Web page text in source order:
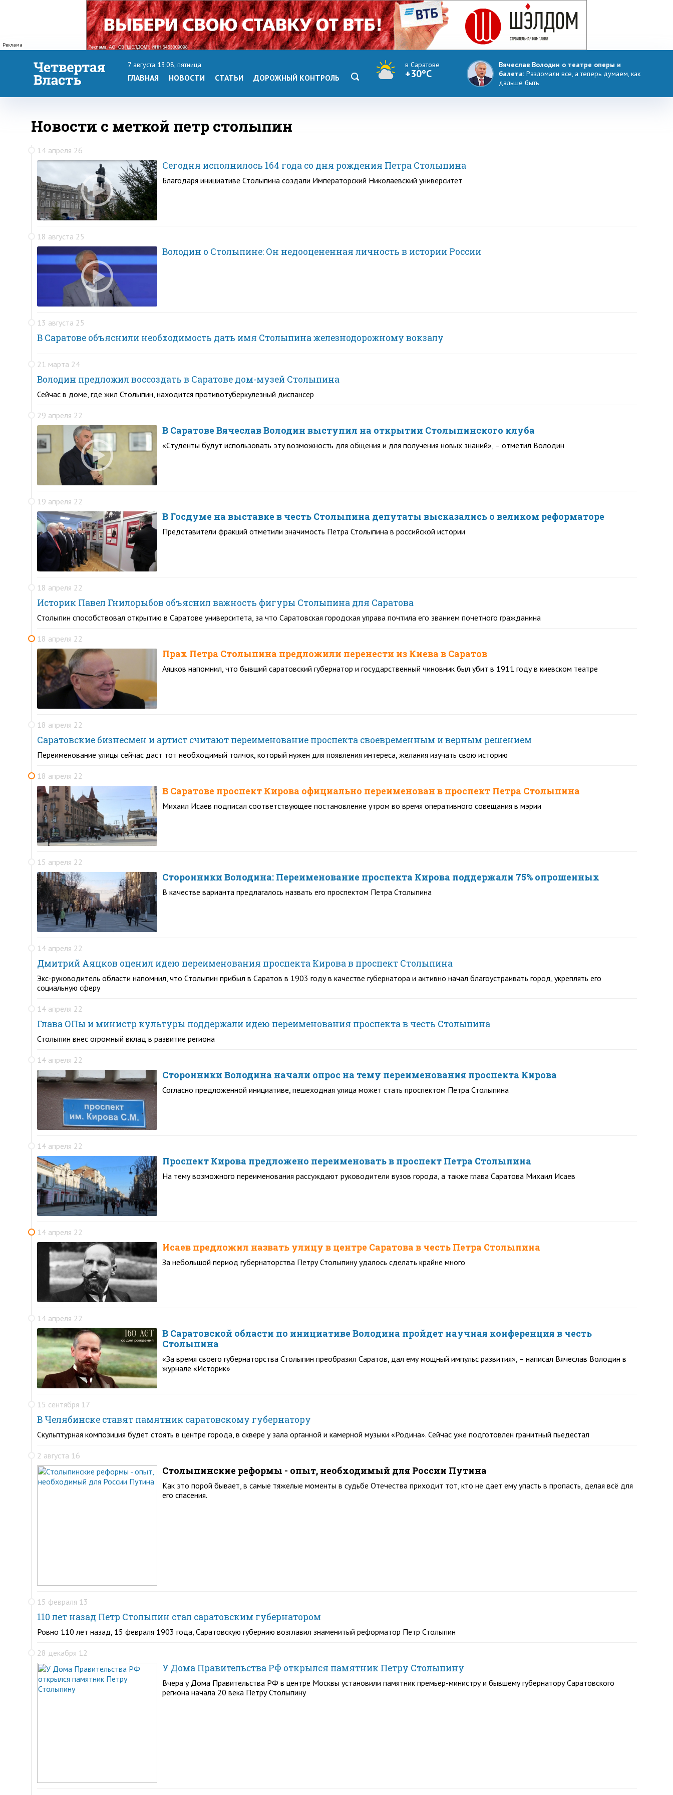
Реклама
7 августа 13:08, пятница
ГЛАВНАЯ НОВОСТИ СТАТЬИ ДОРОЖНЫЙ КОНТРОЛЬ
в Саратове
+30°C
Вячеслав Володин о театре оперы и
балета: Разломали все, а теперь думаем, как
дальше быть
Новости с меткой петр столыпин
14 апреля 26
Сегодня исполнилось 164 года со дня рождения Петра Столыпина
Благодаря инициативе Столыпина создали Императорский Николаевский университет
18 августа 25
Володин о Столыпине: Он недооцененная личность в истории России
13 августа 25
В Саратове объяснили необходимость дать имя Столыпина железнодорожному вокзалу
21 марта 24
Володин предложил воссоздать в Саратове дом-музей Столыпина
Сейчас в доме, где жил Столыпин, находится противотуберкулезный диспансер
29 апреля 22
В Саратове Вячеслав Володин выступил на открытии Столыпинского клуба
«Студенты будут использовать эту возможность для общения и для получения новых знаний», – отметил Володин
19 апреля 22
В Госдуме на выставке в честь Столыпина депутаты высказались о великом реформаторе
Представители фракций отметили значимость Петра Столыпина в российской истории
18 апреля 22
Историк Павел Гнилорыбов объяснил важность фигуры Столыпина для Саратова
Столыпин способствовал открытию в Саратове университета, за что Саратовская городская управа почтила его званием почетного гражданина
18 апреля 22
Прах Петра Столыпина предложили перенести из Киева в Саратов
Аяцков напомнил, что бывший саратовский губернатор и государственный чиновник был убит в 1911 году в киевском театре
18 апреля 22
Саратовские бизнесмен и артист считают переименование проспекта своевременным и верным решением
Переименование улицы сейчас даст тот необходимый толчок, который нужен для появления интереса, желания изучать свою историю
18 апреля 22
В Саратове проспект Кирова официально переименован в проспект Петра Столыпина
Михаил Исаев подписал соответствующее постановление утром во время оперативного совещания в мэрии
15 апреля 22
Сторонники Володина: Переименование проспекта Кирова поддержали 75% опрошенных
В качестве варианта предлагалось назвать его проспектом Петра Столыпина
14 апреля 22
Дмитрий Аяцков оценил идею переименования проспекта Кирова в проспект Столыпина
Экс-руководитель области напомнил, что Столыпин прибыл в Саратов в 1903 году в качестве губернатора и активно начал благоустраивать город, укреплять его
социальную сферу
14 апреля 22
Глава ОПы и министр культуры поддержали идею переименования проспекта в честь Столыпина
Столыпин внес огромный вклад в развитие региона
14 апреля 22
Сторонники Володина начали опрос на тему переименования проспекта Кирова
Согласно предложенной инициативе, пешеходная улица может стать проспектом Петра Столыпина
14 апреля 22
Проспект Кирова предложено переименовать в проспект Петра Столыпина
На тему возможного переименования рассуждают руководители вузов города, а также глава Саратова Михаил Исаев
14 апреля 22
Исаев предложил назвать улицу в центре Саратова в честь Петра Столыпина
За небольшой период губернаторства Петру Столыпину удалось сделать крайне много
14 апреля 22
В Саратовской области по инициативе Володина пройдет научная конференция в честь
Столыпина
«За время своего губернаторства Столыпин преобразил Саратов, дал ему мощный импульс развития», – написал Вячеслав Володин в
журнале «Историк»
15 сентября 17
В Челябинске ставят памятник саратовскому губернатору
Скульптурная композиция будет стоять в центре города, в сквере у зала органной и камерной музыки «Родина». Сейчас уже подготовлен гранитный пьедестал
2 августа 16
Столыпинские реформы - опыт, необходимый для России Путина
Как это порой бывает, в самые тяжелые моменты в судьбе Отечества приходит тот, кто не дает ему упасть в пропасть, делая всё для
его спасения.
15 февраля 13
110 лет назад Петр Столыпин стал саратовским губернатором
Ровно 110 лет назад, 15 февраля 1903 года, Саратовскую губернию возглавил знаменитый реформатор Петр Столыпин
28 декабря 12
У Дома Правительства РФ открылся памятник Петру Столыпину
Вчера у Дома Правительства РФ в центре Москвы установили памятник премьер-министру и бывшему губернатору Саратовского
региона начала 20 века Петру Столыпину